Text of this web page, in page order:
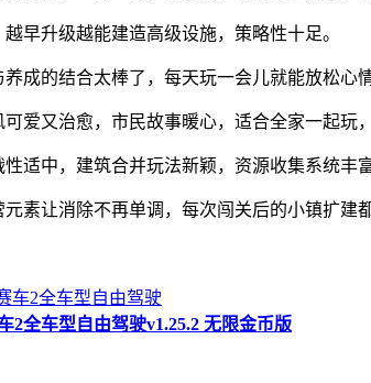
早升级越能建造高级设施，策略性十足。
成的结合太棒了，每天玩一会儿就能放松心
爱又治愈，市民故事暖心，适合全家一起玩
适中，建筑合并玩法新颖，资源收集系统丰
素让消除不再单调，每次闯关后的小镇扩建
2全车型自由驾驶v1.25.2 无限金币版